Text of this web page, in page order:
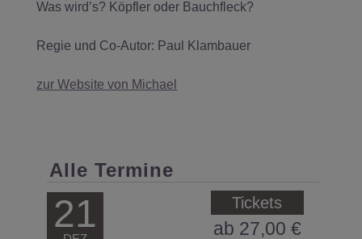
Was wird’s? Köpfler oder Bauchfleck?
Regie und Co-Autor: Paul Klambauer
zur Website von Michael
Alle Termine
21 Tickets
ab 27,00 €